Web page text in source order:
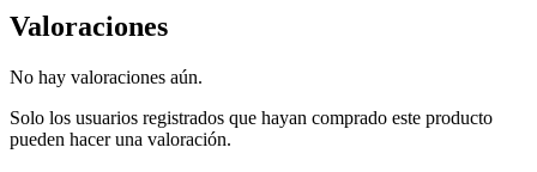
Valoraciones
No hay valoraciones aún.
Solo los usuarios registrados que hayan comprado este producto
pueden hacer una valoración.